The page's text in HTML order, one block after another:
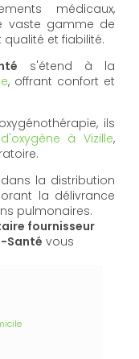
médicaux,
vaste gamme de
qualité et fiabilité.
s'étend à la
, offrant confort et
ils
à Vizille,
la distribution
la délivrance
pulmonaires.
fournisseur
Santé vous